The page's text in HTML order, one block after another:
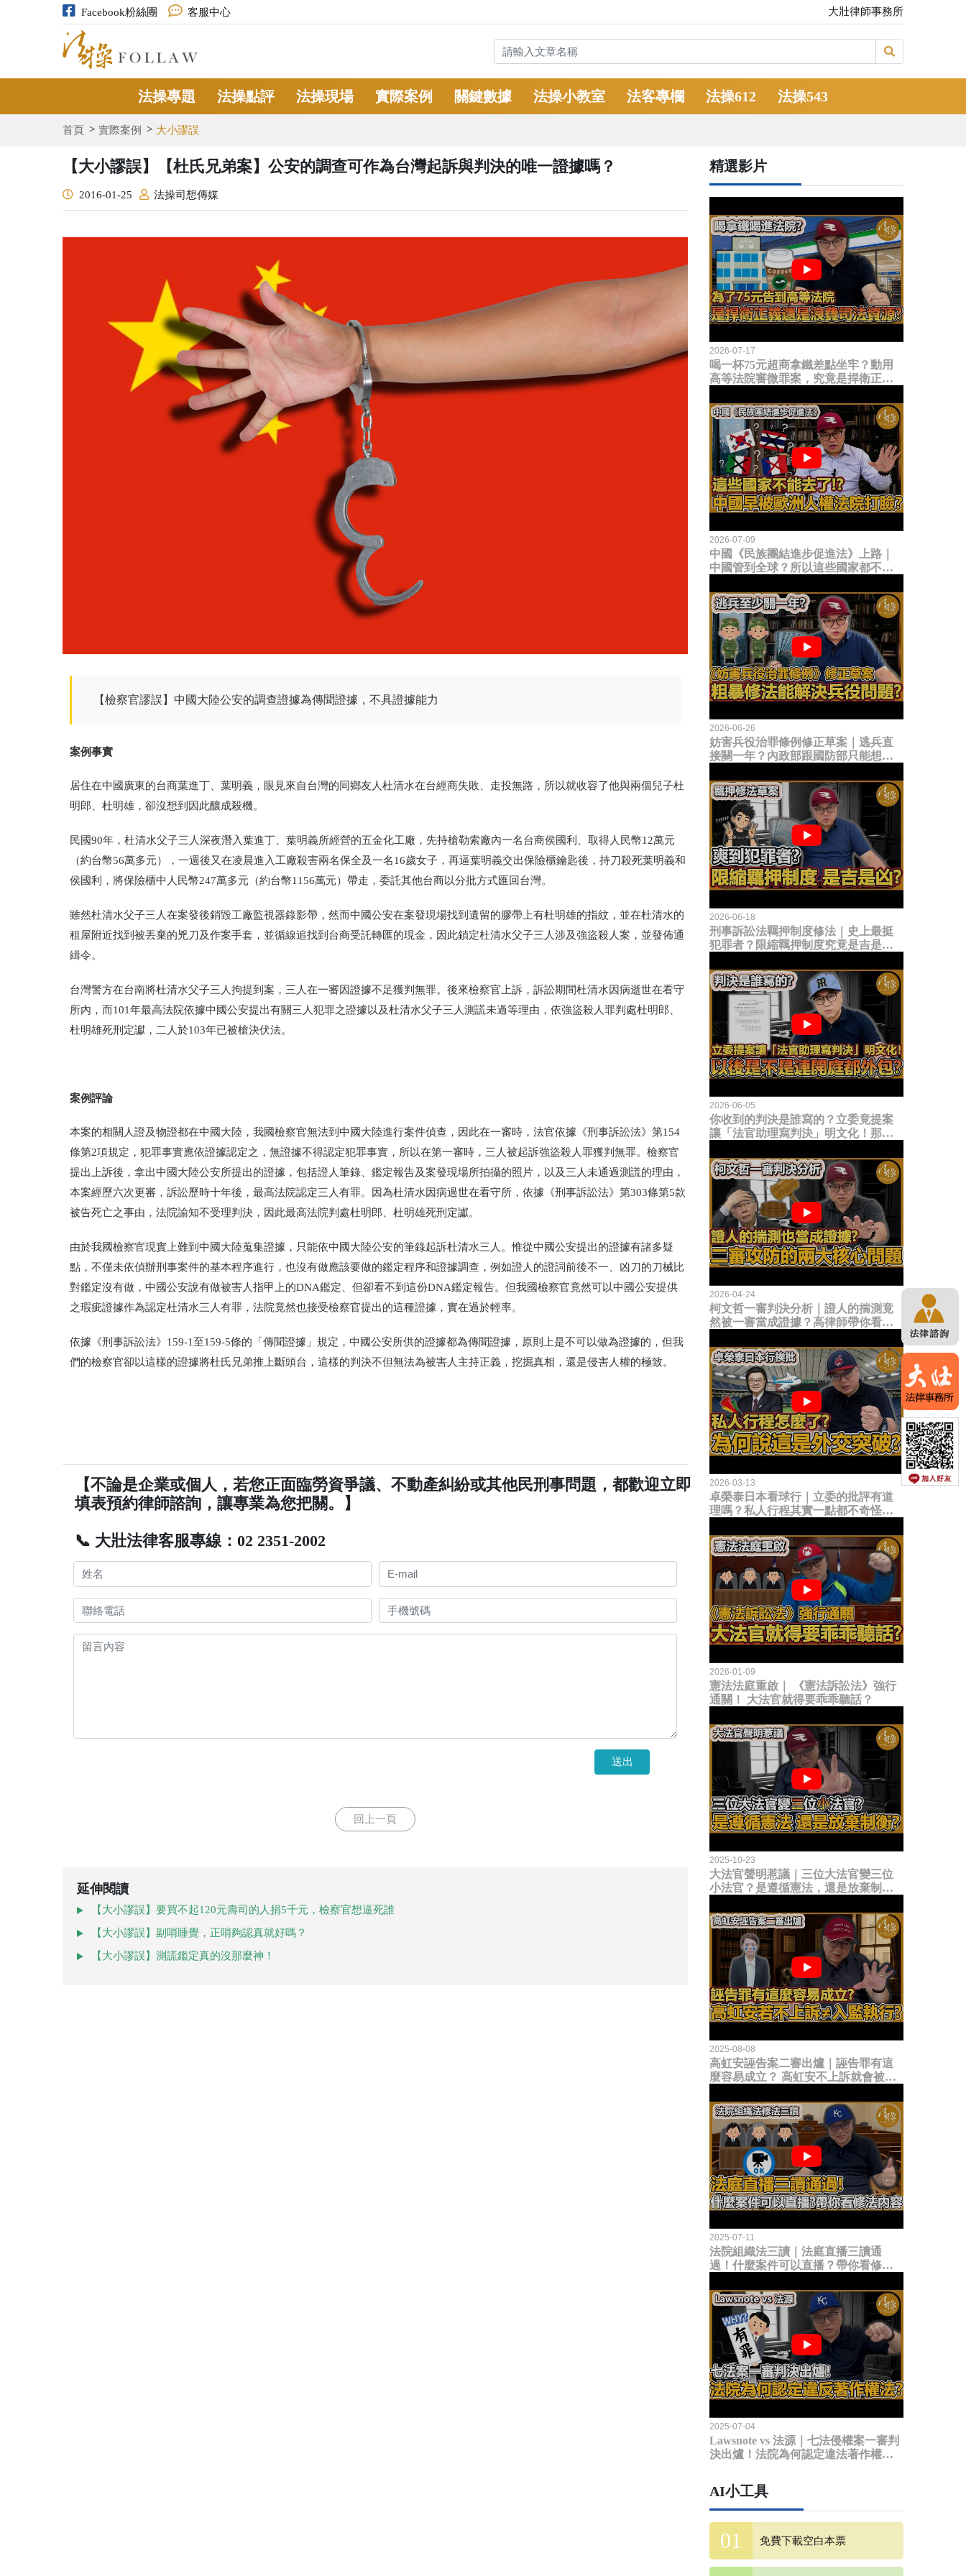
Facebook粉絲團 客服中心 大壯律師事務所
法操專題 法操點評 法操現場 實際案例 關鍵數據 法操小教室 法客專欄 法操612 法操543
首頁 實際案例 大小謬誤
【大小謬誤】【杜氏兄弟案】公安的調查可作為台灣起訴與判決的唯一證據嗎？
2016-01-25 法操司想傳媒
【檢察官謬誤】中國大陸公安的調查證據為傳聞證據，不具證據能力
案例事實
居住在中國廣東的台商葉進丁、葉明義，眼見來自台灣的同鄉友人杜清水在台經商失敗、走投無路，所以就收容了他與兩個兒子杜
明郎、杜明雄，卻沒想到因此釀成殺機。
民國90年，杜清水父子三人深夜潛入葉進丁、葉明義所經營的五金化工廠，先持槍勒索廠內一名台商侯國利、取得人民幣12萬元
（約台幣56萬多元），一週後又在凌晨進入工廠殺害兩名保全及一名16歲女子，再逼葉明義交出保險櫃鑰匙後，持刀殺死葉明義和
侯國利，將保險櫃中人民幣247萬多元（約台幣1156萬元）帶走，委託其他台商以分批方式匯回台灣。
雖然杜清水父子三人在案發後銷毀工廠監視器錄影帶，然而中國公安在案發現場找到遺留的膠帶上有杜明雄的指紋，並在杜清水的
租屋附近找到被丟棄的兇刀及作案手套，並循線追找到台商受託轉匯的現金，因此鎖定杜清水父子三人涉及強盜殺人案，並發佈通
緝令。
台灣警方在台南將杜清水父子三人拘提到案，三人在一審因證據不足獲判無罪。後來檢察官上訴，訴訟期間杜清水因病逝世在看守
所內，而101年最高法院依據中國公安提出有關三人犯罪之證據以及杜清水父子三人測謊未過等理由，依強盜殺人罪判處杜明郎、
杜明雄死刑定讞，二人於103年已被槍決伏法。
案例評論
本案的相關人證及物證都在中國大陸，我國檢察官無法到中國大陸進行案件偵查，因此在一審時，法官依據《刑事訴訟法》第154
條第2項規定，犯罪事實應依證據認定之，無證據不得認定犯罪事實，所以在第一審時，三人被起訴強盜殺人罪獲判無罪。檢察官
提出上訴後，拿出中國大陸公安所提出的證據，包括證人筆錄、鑑定報告及案發現場所拍攝的照片，以及三人未通過測謊的理由，
本案經歷六次更審，訴訟歷時十年後，最高法院認定三人有罪。因為杜清水因病過世在看守所，依據《刑事訴訟法》第303條第5款
被告死亡之事由，法院諭知不受理判決，因此最高法院判處杜明郎、杜明雄死刑定讞。
由於我國檢察官現實上難到中國大陸蒐集證據，只能依中國大陸公安的筆錄起訴杜清水三人。惟從中國公安提出的證據有諸多疑
點，不僅未依偵辦刑事案件的基本程序進行，也沒有做應該要做的鑑定程序和證據調查，例如證人的證詞前後不一、凶刀的刀械比
對鑑定沒有做，中國公安說有做被害人指甲上的DNA鑑定、但卻看不到這份DNA鑑定報告。但我國檢察官竟然可以中國公安提供
之瑕疵證據作為認定杜清水三人有罪，法院竟然也接受檢察官提出的這種證據，實在過於輕率。
依據《刑事訴訟法》159-1至159-5條的「傳聞證據」規定，中國公安所供的證據都為傳聞證據，原則上是不可以做為證據的，但我
們的檢察官卻以這樣的證據將杜氏兄弟推上斷頭台，這樣的判決不但無法為被害人主持正義，挖掘真相，還是侵害人權的極致。
【不論是企業或個人，若您正面臨勞資爭議、不動產糾紛或其他民刑事問題，都歡迎立即
填表預約律師諮詢，讓專業為您把關。】
📞 大壯法律客服專線：02 2351-2002
送出
回上一頁
延伸閱讀
【大小謬誤】要買不起120元壽司的人捐5千元，檢察官想逼死誰
【大小謬誤】副哨睡覺，正哨夠認真就好嗎？
【大小謬誤】測謊鑑定真的沒那麼神！
精選影片
2026-07-17
喝一杯75元超商拿鐵差點坐牢？動用
高等法院審微罪案，究竟是捍衛正義
2026-07-09
中國《民族團結進步促進法》上路｜
中國管到全球？所以這些國家都不能
臉？
2026-06-26
妨害兵役治罪條例修正草案｜逃兵直
接關一年？內政部跟國防部只能想到
題？
2026-06-18
刑事訴訟法羈押制度修法｜史上最挺
犯罪者？限縮羈押制度究竟是吉是
2026-06-05
你收到的判決是誰寫的？立委竟提案
讓「法官助理寫判決」明文化！那以
2026-04-24
柯文哲一審判決分析｜證人的揣測竟
然被一審當成證據？高律師帶你看未
2026-03-13
卓榮泰日本看球行｜立委的批評有道
理嗎？私人行程其實一點都不奇怪？
2026-01-09
憲法法庭重啟｜ 《憲法訴訟法》強行
通關！ 大法官就得要乖乖聽話？
2025-10-23
大法官聲明惹議｜三位大法官變三位
小法官？是遵循憲法，還是放棄制衡
2025-08-08
高虹安誣告案二審出爐｜誣告罪有這
麼容易成立？ 高虹安不上訴就會被
2025-07-11
法院組織法三讀｜法庭直播三讀通
過！什麼案件可以直播？帶你看修法
2025-07-04
Lawsnote vs 法源｜七法侵權案一審判
決出爐！法院為何認定違法著作權
AI小工具
免費下載空白本票